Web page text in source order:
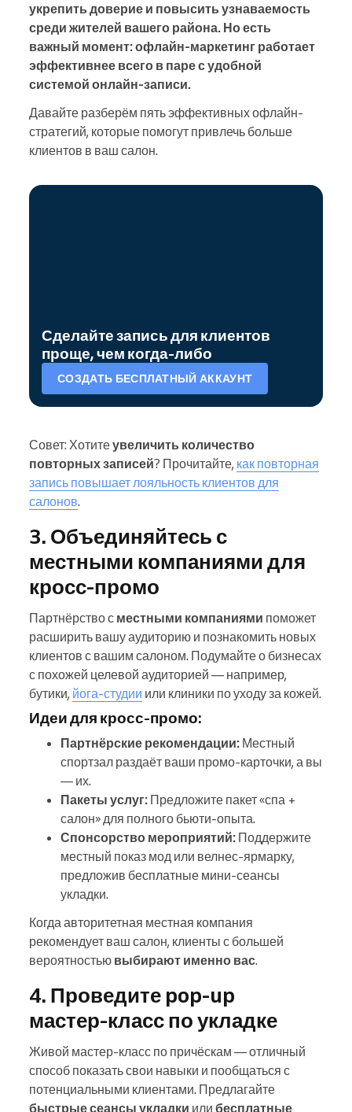
укрепить доверие и повысить узнаваемость
среди жителей вашего района. Но есть
важный момент: офлайн-маркетинг работает
эффективнее всего в паре с удобной
системой онлайн-записи.
Давайте разберём пять эффективных офлайн-
стратегий, которые помогут привлечь больше
клиентов в ваш салон.
Сделайте запись для клиентов
проще, чем когда-либо
СОЗДАТЬ БЕСПЛАТНЫЙ АККАУНТ
Совет: Хотитеувеличить количество
повторных записей? Прочитайте, как повторная
запись повышает лояльность клиентов для
салонов.
3. Объединяйтесь с
местными компаниями для
кросс‑промо
Партнёрство с местными компаниями поможет
расширить вашу аудиторию и познакомить новых
клиентов с вашим салоном. Подумайте о бизнесах
с похожей целевой аудиторией — например,
бутики, йога-студии или клиники по уходу за кожей.
Идеи для кросс‑промо:
Партнёрские рекомендации: Местный
спортзал раздаёт ваши промо-карточки, а вы
— их.
Пакеты услуг: Предложите пакет «спа +
салон» для полного бьюти-опыта.
Спонсорство мероприятий: Поддержите
местный показ мод или велнес-ярмарку,
предложив бесплатные мини-сеансы
укладки.
Когда авторитетная местная компания
рекомендует ваш салон, клиенты с большей
вероятностью выбирают именно вас.
4. Проведите pop-up
мастер‑класс по укладке
Живой мастер-класс по причёскам — отличный
способ показать свои навыки и пообщаться с
потенциальными клиентами. Предлагайте
быстрые сеансы укладки или бесплатные